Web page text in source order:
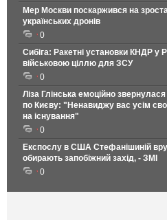
Мер Москви поскаржився на
українських дронів
0
Сибіга: Ракетні установки КНДР у
військовою ціллю для ЗСУ
0
Ліза Глінська емоційно звернулася
по Києву: "Ненавиджу вас усім
на існування"
0
Експослу в США Стефанішиній
обирають запобіжний захід, - ЗМІ
0